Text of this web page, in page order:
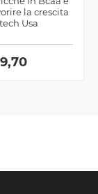
la crescita
Usa